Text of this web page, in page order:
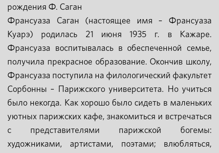
рождения Ф. Саган
Франсуаза Саган (настоящее имя – Франсуаза
Куарэ) родилась 21 июня 1935 г. в Кажаре.
Франсуаза воспитывалась в обеспеченной семье,
получила прекрасное образование. Окончив школу,
Франсуаза поступила на филологический факультет
Сорбонны – Парижского университета. Но учиться
было некогда. Как хорошо было сидеть в маленьких
уютных парижских кафе, знакомиться и встречаться
с представителями парижской богемы:
художниками, артистами, поэтами; влюбляться,